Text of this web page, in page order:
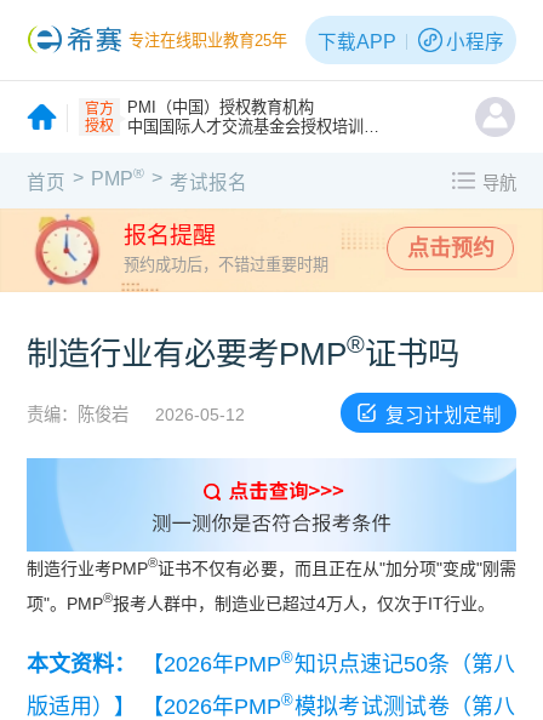
专注在线职业教育25年 下载APP 小程序
官方
授权
PMI（中国）授权教育机构
中国国际人才交流基金会授权培训机构
首页 > PMP® > 考试报名 导航
报名提醒
预约成功后，不错过重要时期
点击预约
制造行业有必要考PMP®证书吗
责编：陈俊岩 2026-05-12 复习计划定制
制造行业考PMP®证书不仅有必要，而且正在从"加分项"变成"刚需
项"。PMP®报考人群中，制造业已超过4万人，仅次于IT行业。
本文资料： 【2026年PMP®知识点速记50条（第八
版适用）】
【2026年PMP®模拟考试测试卷（第八